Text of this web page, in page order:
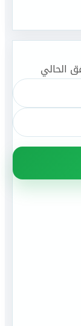
الحالي